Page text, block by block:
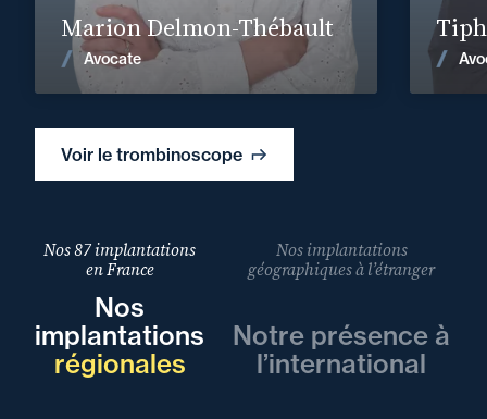
Voir le trombinoscope
Marion Delmon-Thébault
Avocate Voir les actualités
Nos 87 implantations
en France
Nos
implantations
régionales
Nos implantations
géographiques à l’étranger
Notre présence à
l’international